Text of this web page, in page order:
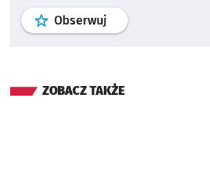
Obserwuj profil
ZOBACZ TAKŻE